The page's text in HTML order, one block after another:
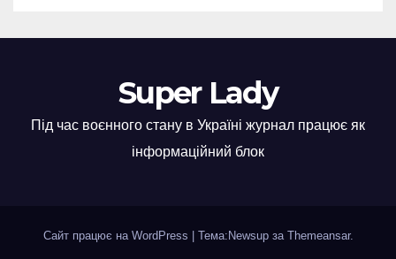
Super Lady
Під час воєнного стану в Україні журнал працює як
інформаційний блок
Сайт працює на WordPress Тема:Newsup за Themeansar.